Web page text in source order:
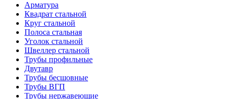
Арматура
Квадрат стальной
Круг стальной
Полоса стальная
Уголок стальной
Швеллер стальной
Трубы профильные
Двутавр
Трубы бесшовные
Трубы ВГП
Трубы нержавеющие